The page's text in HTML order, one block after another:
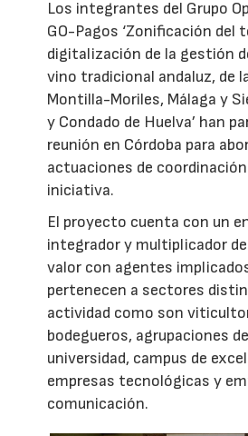
Los integrantes del Grupo
GO-Pagos ‘Zonificación del
digitalización de la gestión
vino tradicional andaluz, de
Montilla-Moriles, Málaga y
y Condado de Huelva’ han
reunión en Córdoba para
actuaciones de
iniciativa.
El proyecto cuenta con un
integrador y multiplicador de
valor con agentes
pertenecen a sectores
actividad como son
bodegueros, agrupaciones
universidad, campus de
empresas tecnológicas y
comunicación.